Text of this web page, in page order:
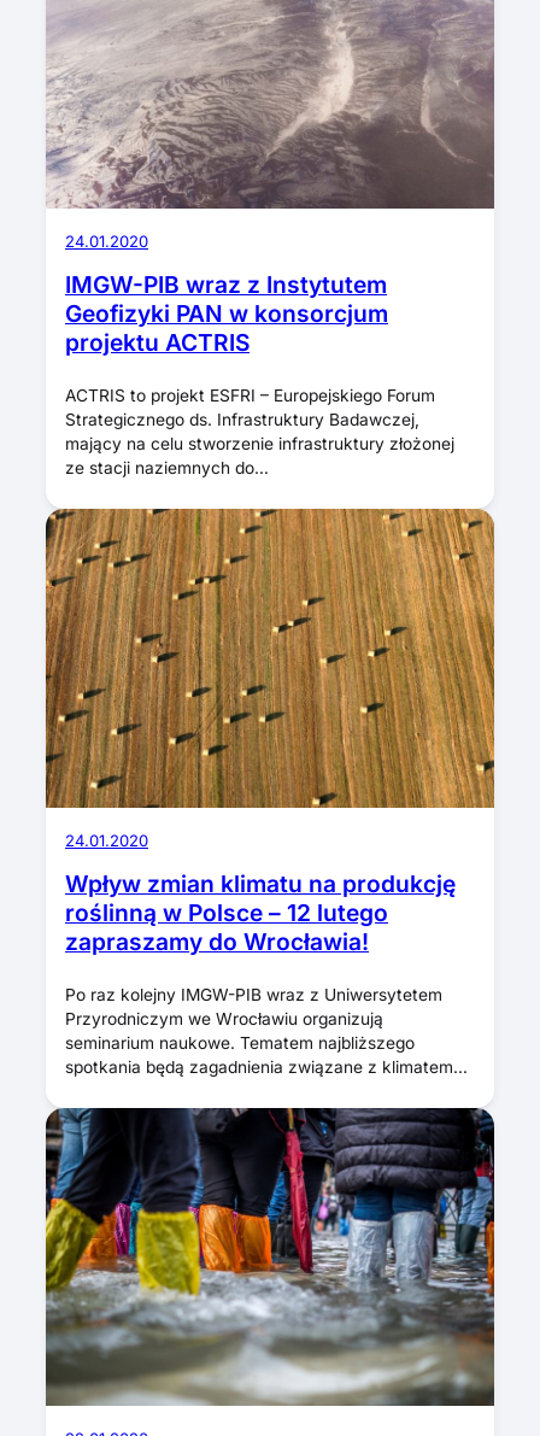
24.01.2020
IMGW-PIB wraz z Instytutem
Geofizyki PAN w konsorcjum
projektu ACTRIS
ACTRIS to projekt ESFRI – Europejskiego Forum
Strategicznego ds. Infrastruktury Badawczej,
mający na celu stworzenie infrastruktury złożonej
ze stacji naziemnych do…
24.01.2020
Wpływ zmian klimatu na produkcję
roślinną w Polsce – 12 lutego
zapraszamy do Wrocławia!
Po raz kolejny IMGW-PIB wraz z Uniwersytetem
Przyrodniczym we Wrocławiu organizują
seminarium naukowe. Tematem najbliższego
spotkania będą zagadnienia związane z klimatem…